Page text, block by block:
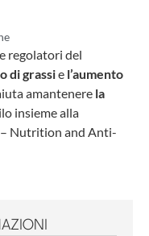
regolatori del
di grassie l’aumento
amantenere la
insieme alla
– Nutrition and Anti-